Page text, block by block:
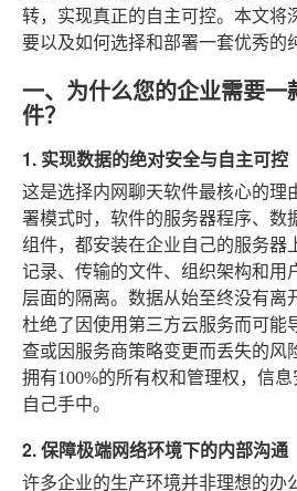
转，实现真正的自主可控。本文将
要以及如何选择和部署一套优秀的
一、为什么您的企业需要一
件？
1. 实现数据的绝对安全与自主可控
这是选择内网聊天软件最核心的理
署模式时，软件的服务器程序、数
组件，都安装在企业自己的服务器
记录、传输的文件、组织架构和用
层面的隔离。数据从始至终没有离
杜绝了因使用第三方云服务而可能
查或因服务商策略变更而丢失的风
拥有100%的所有权和管理权，信
自己手中。
2. 保障极端网络环境下的内部沟通
许多企业的生产环境并非理想的办